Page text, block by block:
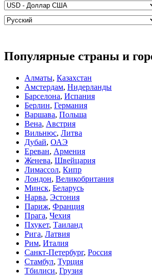
Популярные страны и
Алматы, Казахстан
Амстердам, Нидерланды
Барселона, Испания
Берлин, Германия
Варшава, Польша
Вена, Австрия
Вильнюс, Литва
Дубай, ОАЭ
Ереван, Армения
Женева, Швейцария
Лимассол, Кипр
Лондон, Великобритания
Минск, Беларусь
Нарва, Эстония
Париж, Франция
Прага, Чехия
Пхукет, Таиланд
Рига, Латвия
Рим, Италия
Санкт-Петербург, Россия
Стамбул, Турция
Тбилиси, Грузия